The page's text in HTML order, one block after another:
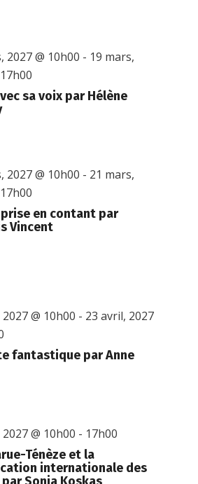
sa voix par Hélène
2027 @ 10h00 - 19 mars,
en contant par
Vincent
2027 @ 10h00 - 21 mars,
fantastique par Anne
@ 10h00 - 23 avril, 2027
Ténèze et la
internationale des
@ 10h00 - 17h00